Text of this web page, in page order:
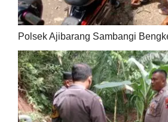
Polsek Ajibarang Sambangi